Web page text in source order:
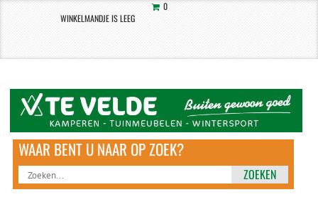
0
WINKELMANDJE IS LEEG
ZOEKEN